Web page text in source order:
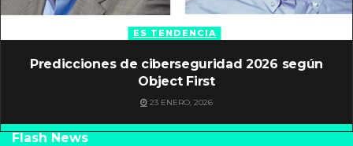
ES TENDENCIA
Predicciones de ciberseguridad 2026 según
Object First
23 ENERO, 2026
Flash News